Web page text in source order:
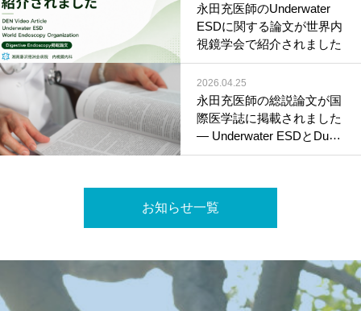
永田充医師のUnderwater
ESDに関する論文が世界内
視鏡学会で紹介されました
2026.04.25
永田充医師の総説論文が国
際医学誌に掲載されました
― Underwater ESDとDual-
approach ESDの体系的整
お知らせ一覧